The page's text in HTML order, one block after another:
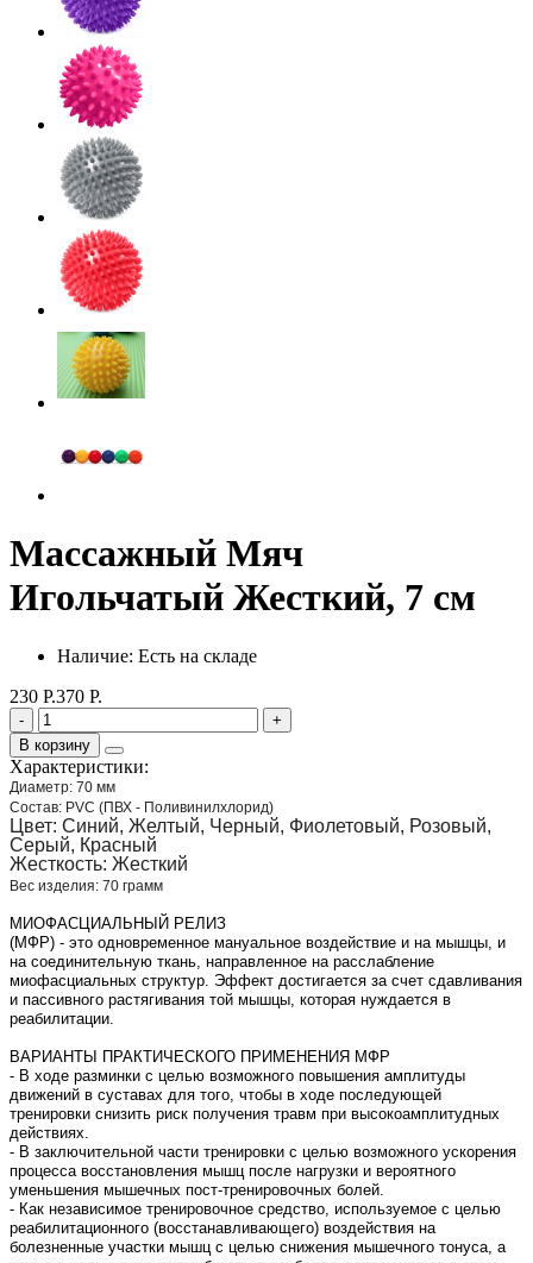
Массажный Мяч
Игольчатый Жесткий, 7 см
Наличие: Есть на складе
230 Р.370 Р.
-
+
В корзину
Характеристики:
Диаметр: 70 мм
Состав: PVC (ПВХ - Поливинилхлорид)
Цвет: Синий, Желтый, Черный, Фиолетовый, Розовый,
Серый, Красный
Жесткость: Жесткий
Вес изделия: 70 грамм
МИОФАСЦИАЛЬНЫЙ РЕЛИЗ
(МФР) - это одновременное мануальное воздействие и на мышцы, и
на соединительную ткань, направленное на расслабление
миофасциальных структур. Эффект достигается за счет сдавливания
и пассивного растягивания той мышцы, которая нуждается в
реабилитации.
ВАРИАНТЫ ПРАКТИЧЕСКОГО ПРИМЕНЕНИЯ МФР
- В ходе разминки с целью возможного повышения амплитуды
движений в суставах для того, чтобы в ходе последующей
тренировки снизить риск получения травм при высокоамплитудных
действиях.
- В заключительной части тренировки с целью возможного ускорения
процесса восстановления мышц после нагрузки и вероятного
уменьшения мышечных пост-тренировочных болей.
- Как независимое тренировочное средство, используемое с целью
реабилитационного (восстанавливающего) воздействия на
болезненные участки мышц с целью снижения мышечного тонуса, а